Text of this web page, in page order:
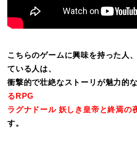
こちらのゲームに興味を持った人
ている人は、
衝撃的で壮絶なストーリが魅力的な
るRPG
ラグナドール 妖しき皇帝と終焉の
す。